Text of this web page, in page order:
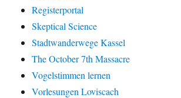
Registerportal
Skeptical Science
Stadtwanderwege Kassel
The October 7th Massacre
Vogelstimmen lernen
Vorlesungen Loviscach